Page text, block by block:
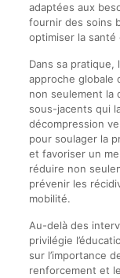
adaptées aux
fournir des soins
optimiser la
Dans sa pratique,
approche globale
non seulement la
sous-jacents qui
décompression
pour soulager la
et favoriser un
réduire non
prévenir les
mobilité.
Au-delà des
privilégie
sur l’importance
renforcement et